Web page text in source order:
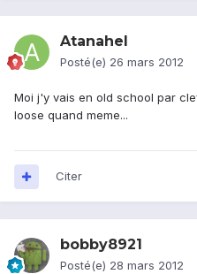
Atanahel
Posté(e) 26 mars 2012
Moi j'y vais en old school par
loose quand meme...
Citer
bobby8921
Posté(e) 28 mars 2012